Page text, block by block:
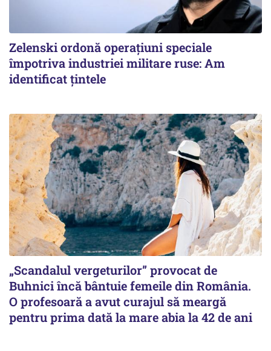
Zelenski ordonă operațiuni speciale
împotriva industriei militare ruse: Am
identificat țintele
„Scandalul vergeturilor” provocat de
Buhnici încă bântuie femeile din România.
O profesoară a avut curajul să meargă
pentru prima dată la mare abia la 42 de ani